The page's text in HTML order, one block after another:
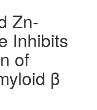
Zn-
Inhibits
of
β